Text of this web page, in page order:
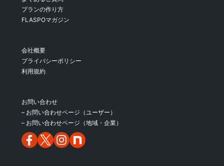
プランの作り方
FLASPOマガジン
会社概要
プライバシーポリシー
利用規約
お問い合わせ
– お問い合わせページ（ユーザー）
– お問い合わせページ（地域・企業）